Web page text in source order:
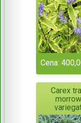
Cena:
Carex